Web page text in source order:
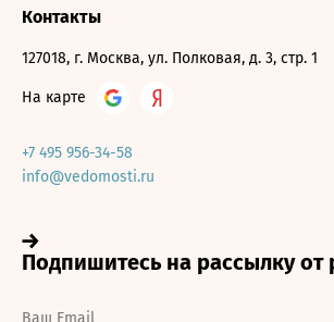
Контакты
127018, г. Москва, ул. Полковая, д. 3, стр. 1
На карте
+7 495 956-34-58
info@vedomosti.ru